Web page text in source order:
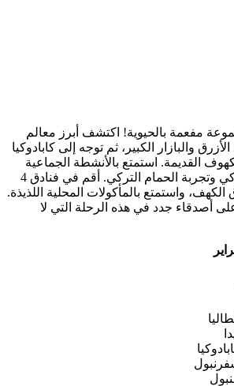
مفعمة بالحيوية! اكتشف أبرز معالم
والبازار الكبير، ثم توجه إلى كابادوكيا
القديمة. استمتع بالأنشطة الجماعية
مثل دروس الطبخ التركي وتجربة الحمام التركي. أقم في فنادق 4
واستمتع بالمأكولات المحلية اللذيذة.
أصدقاء جدد في هذه الرحلة التي لا